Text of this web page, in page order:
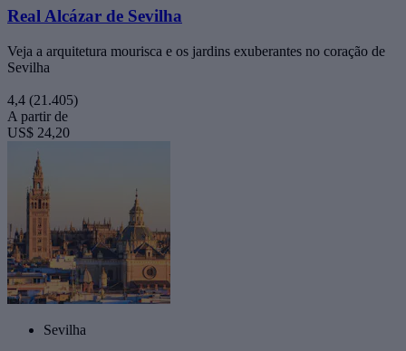
Real Alcázar de Sevilha
Veja a arquitetura mourisca e os jardins exuberantes no coração de
Sevilha
4,4 (21.405)
A partir de
US$ 24,20
Sevilha